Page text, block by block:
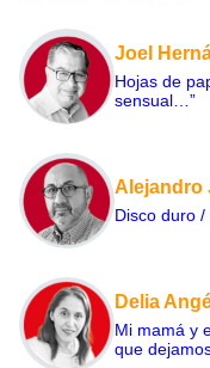
Joel
Hojas de
sensual…”
Alejandro
Disco duro
Delia
Mi mamá y
que